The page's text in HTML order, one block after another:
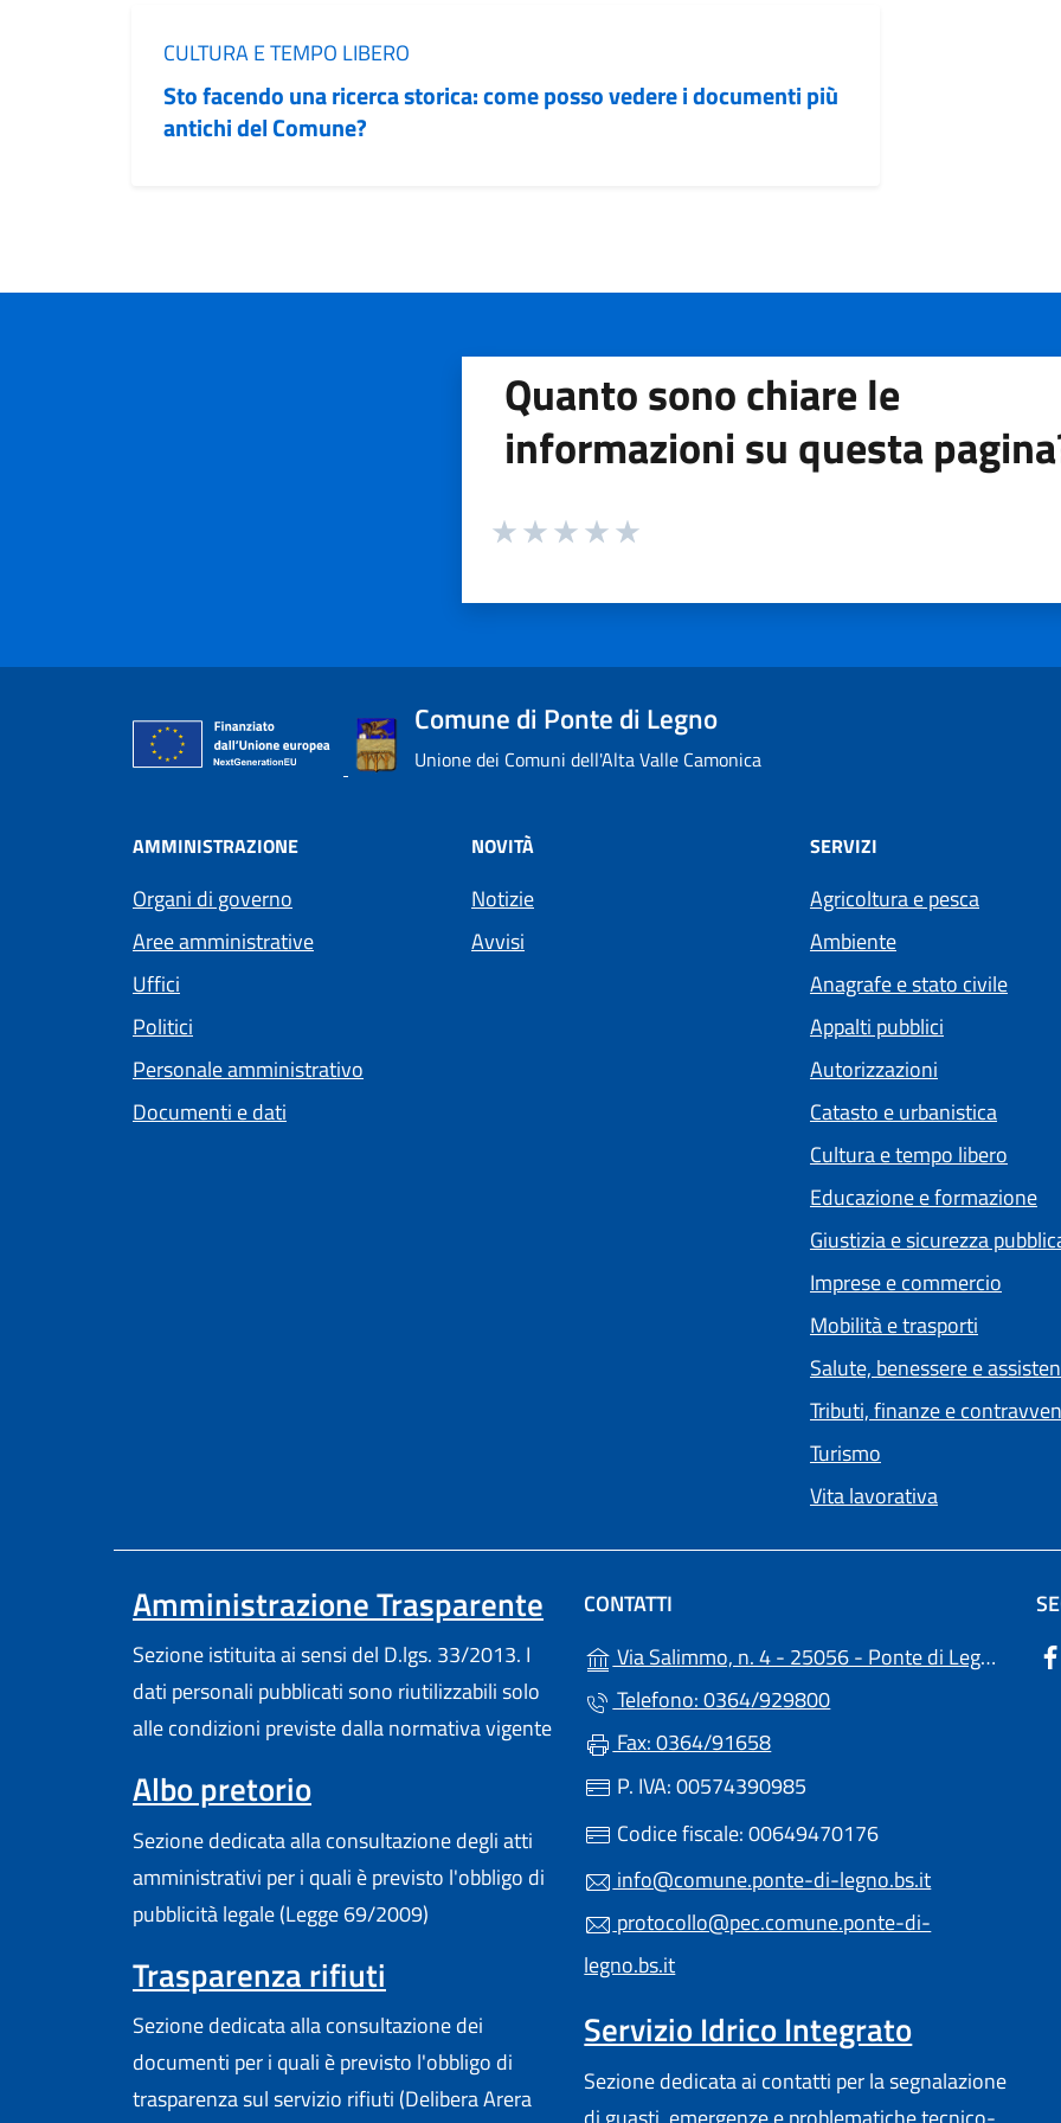
Categoria:
CULTURA E TEMPO LIBERO
Sto facendo una ricerca storica: come posso vedere i documenti più
antichi del Comune?
Quanto sono chiare le
informazioni su questa
Valuta da 1 a 5 stelle la pagina
Comune di Ponte di Legno
Unione dei Comuni dell'Alta Valle Camonica
AMMINISTRAZIONE
Organi di governo
Aree amministrative
Uffici
Politici
Personale amministrativo
Documenti e dati
NOVITÀ
Notizie
Avvisi
SERVIZI
Agricoltura e pesca
Ambiente
Anagrafe e stato civile
Appalti pubblici
Autorizzazioni
Catasto e urbanistica
Cultura e tempo libero
Educazione e formazione
Giustizia e sicurezza
Imprese e commercio
Mobilità e trasporti
Salute, benessere e
Tributi, finanze e
Turismo
Vita lavorativa
Amministrazione Trasparente
Sezione istituita ai sensi del D.lgs. 33/2013. I
dati personali pubblicati sono riutilizzabili solo
alle condizioni previste dalla normativa vigente
Albo pretorio
Sezione dedicata alla consultazione degli atti
amministrativi per i quali è previsto l'obbligo di
pubblicità legale (Legge 69/2009)
Trasparenza rifiuti
Sezione dedicata alla consultazione dei
documenti per i quali è previsto l'obbligo di
trasparenza sul servizio rifiuti (Delibera Arera
CONTATTI
Via Salimmo, n. 4 - 25056 - Ponte di Legno (BS)
Telefono: 0364/929800
Fax: 0364/91658
P. IVA: 00574390985
Codice fiscale: 00649470176
info@comune.ponte-di-legno.bs.it
protocollo@pec.comune.ponte-di-
legno.bs.it
Servizio Idrico Integrato
Sezione dedicata ai contatti per la segnalazione